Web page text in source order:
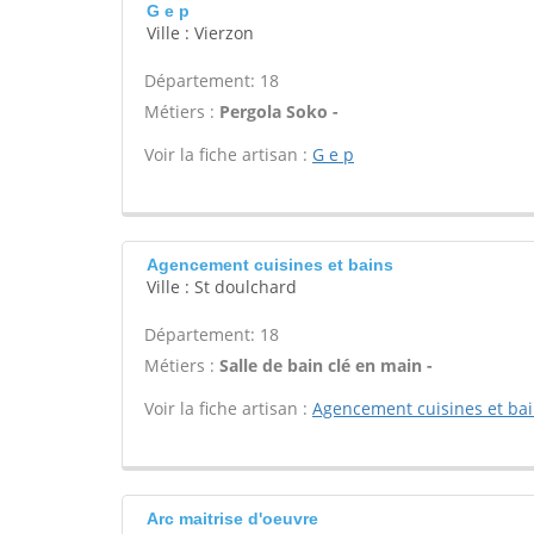
G e p
Ville : Vierzon
Département: 18
Métiers : Pergola Soko -
Voir la fiche artisan : G e p
Agencement cuisines et bains
Ville : St doulchard
Département: 18
Métiers : Salle de bain clé en main -
Voir la fiche artisan : Agencement cuisines et
Arc maitrise d'oeuvre